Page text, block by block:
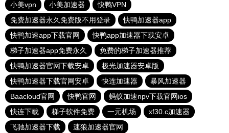
小美vpn
小美加速器
快鸭VPN
免费加速器永久免费版不用登录
快鸭加速器app
快鸭加速app下载官网
快鸭app加速器下载安卓
梯子加速器app免费永久
免费的梯子加速器推荐
快鸭加速器官网下载安卓
极光加速器安卓版
快鸭加速器下载官网安卓
快连加速器
暴风加速器
Baacloud官网
快鸭官网
蚂蚁加速npv下载官网ios
快连下载
梯子软件免费 一元机场
xf30.c加速器
飞驰加速器下载
速狼加速器官网